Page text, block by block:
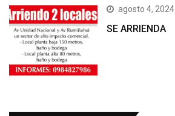
agosto 4, 2024
SE ARRIENDA